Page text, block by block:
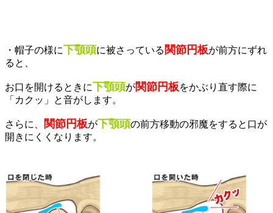
・帽子の様に下顎頭に被さっている 関節 円板が前方にずれ
ると、
お口を開けるときに下顎頭が関節 円板をかぶり直す際に
「カクッ」と音がします。
さらに、 関節円板が下顎頭の前方移動の邪魔をすると口が
開きにくくなります。